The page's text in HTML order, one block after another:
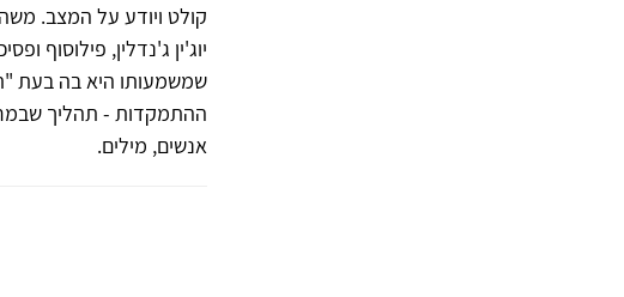
קולט ויודע על המצב.
שמשמעותו היא בה בעת
ההתמקדות - תהליך
אנשים, מילים.